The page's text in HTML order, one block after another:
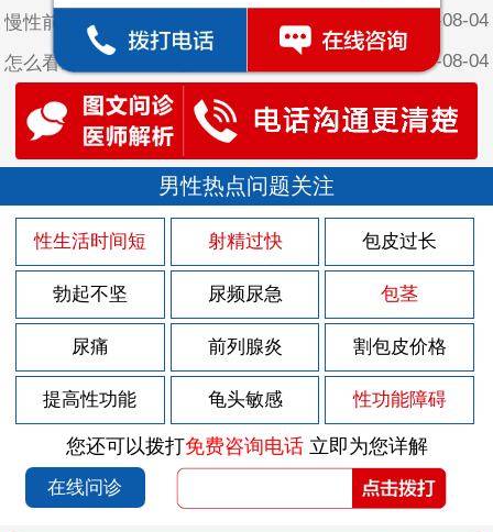
2026-08-04
2026-08-04
慢性前列腺炎饮食方面注意事项 2026-08-04
慢性前列腺炎的四大误区
前列腺炎药物治不好的原因
前列腺炎膀胱痛的原因 2026-07-30
前列腺炎肿大引起的原因 2026-07-28
早泄可导致怎样的后果 2026-07-28
早泄的危害有哪些？ 2026-07-28
早泄五大危害 2026-07-28
早泄对患者的生活会造成什么影响 2026-07-28
早泄如何治疗 2026-07-28
前列腺炎的症状有哪些？ 2026-07-25
男性热点问题关注
性生活时间短 射精过快 包皮过长
勃起不坚 尿频尿急 包茎
尿痛 前列腺炎 割包皮价格
提高性功能 龟头敏感 性功能障碍
您还可以拨打免费咨询电话立即为您详解
在线问诊